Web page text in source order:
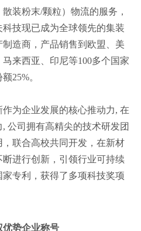
装粉末/颗粒）物流的服务，
技现已成为全球领先的集装
造商，产品销售到欧盟、美
来西亚、印尼等100多个国家
25%。
为企业发展的核心推动力, 在
公司拥有高精尖的技术研发团
联合高校共同开发，在新材
进行创新，引领行业可持续
专利，获得了多项科技奖项
优势企业称号